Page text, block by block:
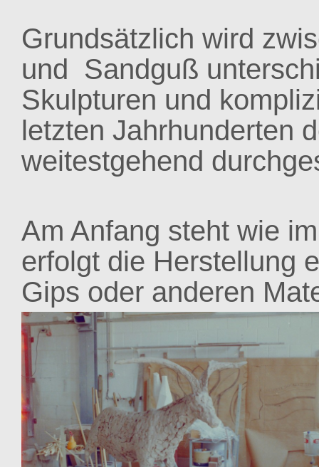
Grundsätzlich wird
und Sandguß
Skulpturen und
letzten Jahrhunderten
weitestgehend
Am Anfang steht wie
erfolgt die Herstellung
Gips oder anderen